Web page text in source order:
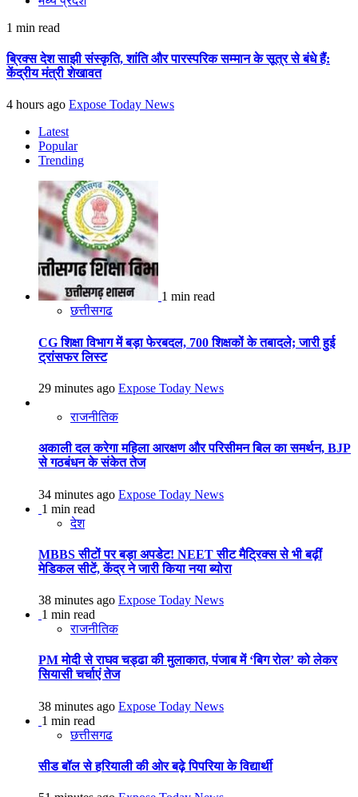
1 min read
ब्रिक्स देश साझी संस्कृति, शांति और पारस्परिक सम्मान के सूत्र से बंधे हैं:
केंद्रीय मंत्री शेखावत
4 hours ago Expose Today News
Latest
Popular
Trending
1 min read
छत्तीसगढ
CG शिक्षा विभाग में बड़ा फेरबदल, 700 शिक्षकों के तबादले; जारी हुई
ट्रांसफर लिस्ट
29 minutes ago Expose Today News
राजनीतिक
अकाली दल करेगा महिला आरक्षण और परिसीमन बिल का समर्थन, BJP
से गठबंधन के संकेत तेज
34 minutes ago Expose Today News
1 min read
देश
MBBS सीटों पर बड़ा अपडेट! NEET सीट मैट्रिक्स से भी बढ़ीं
मेडिकल सीटें, केंद्र ने जारी किया नया ब्योरा
38 minutes ago Expose Today News
1 min read
राजनीतिक
PM मोदी से राघव चड्ढा की मुलाकात, पंजाब में ‘बिग रोल’ को लेकर
सियासी चर्चाएं तेज
38 minutes ago Expose Today News
1 min read
छत्तीसगढ
सीड बॉल से हरियाली की ओर बढ़े पिपरिया के विद्यार्थी